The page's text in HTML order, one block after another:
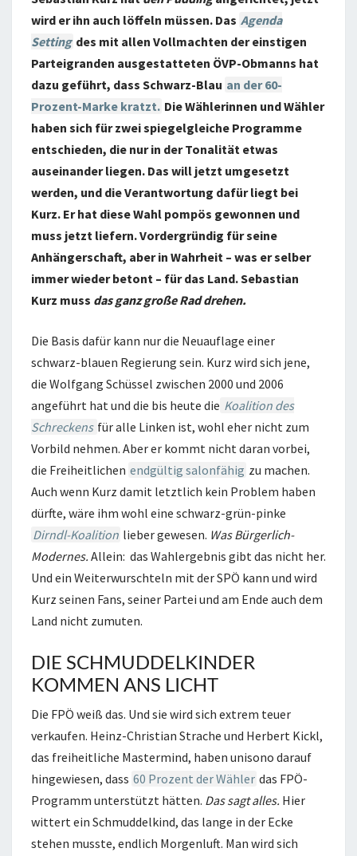
wird er ihn auch löffeln müssen. Das Agenda
Setting des mit allen Vollmachten der einstigen
Parteigranden ausgestatteten ÖVP-Obmanns hat
dazu geführt, dass Schwarz-Blau an der 60-
Prozent-Marke kratzt. Die Wählerinnen und Wähler
haben sich für zwei spiegelgleiche Programme
entschieden, die nur in der Tonalität etwas
auseinander liegen. Das will jetzt umgesetzt
werden, und die Verantwortung dafür liegt bei
Kurz. Er hat diese Wahl pompös gewonnen und
muss jetzt liefern. Vordergründig für seine
Anhängerschaft, aber in Wahrheit – was er selber
immer wieder betont – für das Land. Sebastian
Kurz muss das ganz große Rad drehen.
Die Basis dafür kann nur die Neuauflage einer
schwarz-blauen Regierung sein. Kurz wird sich jene,
die Wolfgang Schüssel zwischen 2000 und 2006
angeführt hat und die bis heute die Koalition des
Schreckens für alle Linken ist, wohl eher nicht zum
Vorbild nehmen. Aber er kommt nicht daran vorbei,
die Freiheitlichen endgültig salonfähig zu machen.
Auch wenn Kurz damit letztlich kein Problem haben
dürfte, wäre ihm wohl eine schwarz-grün-pinke
Dirndl-Koalition lieber gewesen. Was Bürgerlich-
Modernes. Allein: das Wahlergebnis gibt das nicht her.
Und ein Weiterwurschteln mit der SPÖ kann und wird
Kurz seinen Fans, seiner Partei und am Ende auch dem
Land nicht zumuten.
DIE SCHMUDDELKINDER
KOMMEN ANS LICHT
Die FPÖ weiß das. Und sie wird sich extrem teuer
verkaufen. Heinz-Christian Strache und Herbert Kickl,
das freiheitliche Mastermind, haben unisono darauf
hingewiesen, dass 60 Prozent der Wähler das FPÖ-
Programm unterstützt hätten. Das sagt alles. Hier
wittert ein Schmuddelkind, das lange in der Ecke
stehen musste, endlich Morgenluft. Man wird sich